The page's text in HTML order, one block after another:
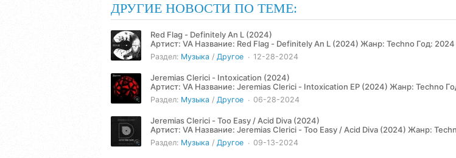
ДРУГИЕ НОВОСТИ ПО ТЕМЕ:
Red Flag - Definitely An L (2024)
Артист: VA Название: Red Flag - Definitely An L (2024) Жанр: Techno Год: 2024 Количество треков:
2 Продолжительность:...
12-28-2024
Раздел: Музыка / Другое
Jeremias Clerici - Intoxication (2024)
Артист: VA Название: Jeremias Clerici - Intoxication EP (2024) Жанр: Techno Год: 2024 Количество
треков: 2...
06-28-2024
Раздел: Музыка / Другое
Jeremias Clerici - Too Easy / Acid Diva (2024)
Артист: VA Название: Jeremias Clerici - Too Easy / Acid Diva (2024) Жанр: Techno Год: 2024
Количество треков: 2...
09-13-2024
Раздел: Музыка / Другое